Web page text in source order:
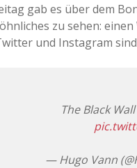
gab es über dem
zu sehen:
und Instagram
The Black Wall
— Hugo Vann